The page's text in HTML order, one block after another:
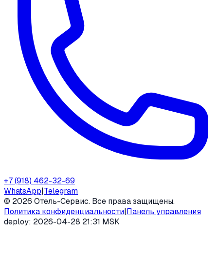
+7 (918) 462-32-69
WhatsApp|Telegram
© 2026 Отель-Сервис. Все права защищены.
Политика конфиденциальности|Панель управления
deploy: 2026-04-28 21:31 MSK